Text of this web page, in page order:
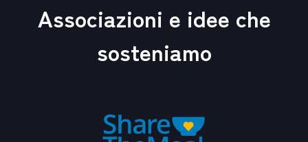
Associazioni e idee che
sosteniamo